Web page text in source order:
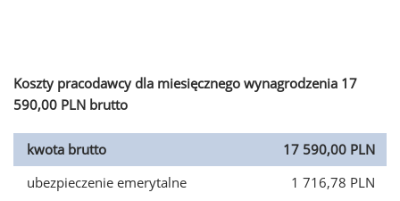
Koszty pracodawcy dla miesięcznego wynagrodzenia 17
590,00 PLN brutto
kwota brutto
17 590,00 PLN
ubezpieczenie emerytalne
1 716,78 PLN